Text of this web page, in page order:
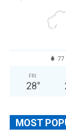
77
FRI
28°
MOST